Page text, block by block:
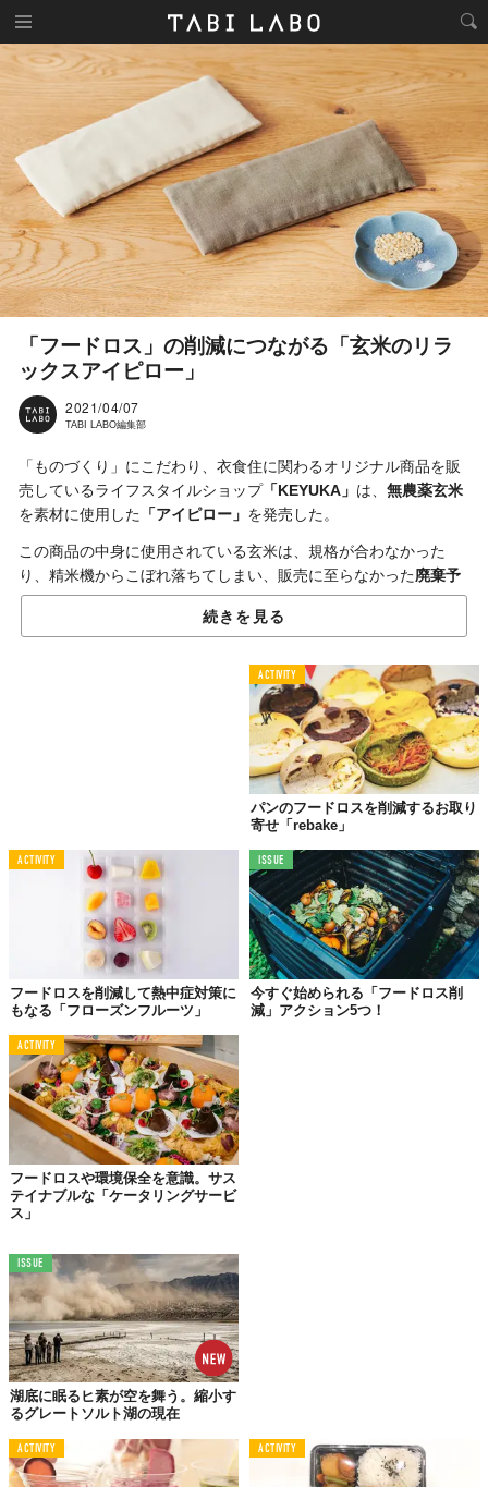
「フードロス」の削減につながる「玄米のリラ
ックスアイピロー」
2021/04/07
TABI LABO編集部
「ものづくり」にこだわり、衣食住に関わるオリジナル商品を販
売しているライフスタイルショップ「KEYUKA」 は、 無農薬玄米
を素材に使用した 「アイピロー」 を発売した。
この商品の中身に使用されている玄米は、規格が合わなかった
り、精米機からこぼれ落ちてしまい、販売に至らなかった廃棄予
定のもの。
行き場を失っていたこれらの玄米に、リラックスアイテムとして
を与えることで、生産者をはじめとする食品関連事
業に携わる人たちを悩ませるフードロスの削減にも役立つプロダ
温めても冷やしても使えるため、スマートフォンやパソコンの操
で、朝の腫れぼったい目元をスッ
キリさせたいときや急な眠気に襲われたときにはクールでという
ように、シチュエーションごとに使い分けられるのもポイント。
天然素材 が使用されているため肌触りがよく、防腐剤や防虫剤、
化学的成分なども不使用なので安心して使えるのも嬉しい。
日々の暮らしの気分転換にピッタリなだけでなく、生産者や食品
関連事業に携わる人たちもサポートするこの商品の詳細は
コチラ
でチェック。
続きを見る
ACTIVITY
パンのフードロスを削減するお取り
寄せ「rebake」
ACTIVITY
フードロスを削減して熱中症対策に
もなる「フローズンフルーツ」
ISSUE
今すぐ始められる「フードロス削
減」アクション5つ！
ACTIVITY
フードロスや環境保全を意識。サス
テイナブルな「ケータリングサービ
ス」
ISSUE
湖底に眠るヒ素が空を舞う。縮小す
るグレートソルト湖の現在
ACTIVITY ACTIVITY